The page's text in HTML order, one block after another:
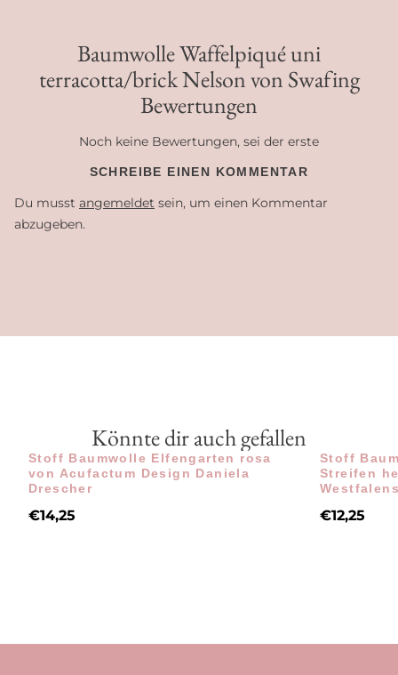
Baumwolle Waffelpiqué uni
terracotta/brick Nelson von Swafing
Bewertungen
Noch keine Bewertungen, sei der erste
SCHREIBE EINEN KOMMENTAR
Du musst angemeldet sein, um einen Kommentar
abzugeben.
Könnte dir auch gefallen
Stoff Baumwolle Elfengarten rosa
von Acufactum Design Daniela
Drescher
€14,25
Stoff
Streifen
€12,25